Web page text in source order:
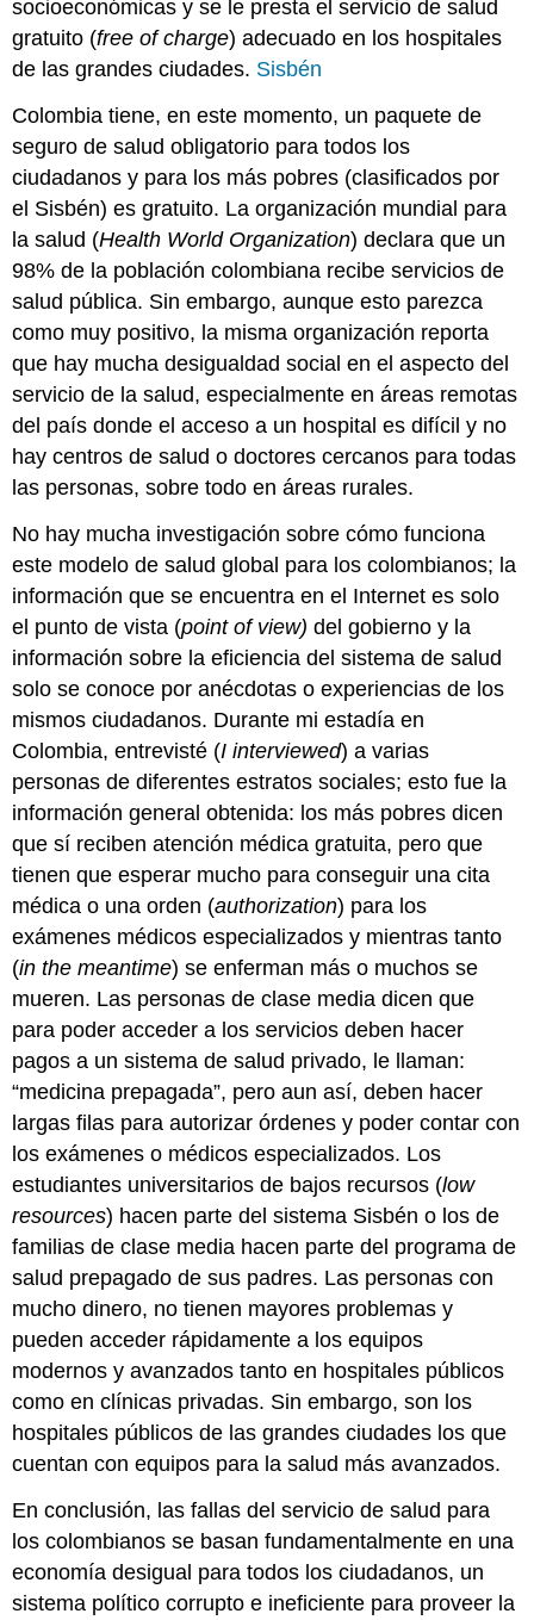
socioeconómicas y se le presta el servicio de salud
gratuito (free of charge) adecuado en los hospitales
de las grandes ciudades. Sisbén
Colombia tiene, en este momento, un paquete de
seguro de salud obligatorio para todos los
ciudadanos y para los más pobres (clasificados por
el Sisbén) es gratuito. La organización mundial para
la salud (Health World Organization) declara que un
98% de la población colombiana recibe servicios de
salud pública. Sin embargo, aunque esto parezca
como muy positivo, la misma organización reporta
que hay mucha desigualdad social en el aspecto del
servicio de la salud, especialmente en áreas remotas
del país donde el acceso a un hospital es difícil y no
hay centros de salud o doctores cercanos para todas
las personas, sobre todo en áreas rurales.
No hay mucha investigación sobre cómo funciona
este modelo de salud global para los colombianos; la
información que se encuentra en el Internet es solo
el punto de vista (point of view) del gobierno y la
información sobre la eficiencia del sistema de salud
solo se conoce por anécdotas o experiencias de los
mismos ciudadanos. Durante mi estadía en
Colombia, entrevisté (I interviewed) a varias
personas de diferentes estratos sociales; esto fue la
información general obtenida: los más pobres dicen
que sí reciben atención médica gratuita, pero que
tienen que esperar mucho para conseguir una cita
médica o una orden (authorization) para los
exámenes médicos especializados y mientras tanto
(in the meantime) se enferman más o muchos se
mueren. Las personas de clase media dicen que
para poder acceder a los servicios deben hacer
pagos a un sistema de salud privado, le llaman:
“medicina prepagada”, pero aun así, deben hacer
largas filas para autorizar órdenes y poder contar con
los exámenes o médicos especializados. Los
estudiantes universitarios de bajos recursos (low
resources) hacen parte del sistema Sisbén o los de
familias de clase media hacen parte del programa de
salud prepagado de sus padres. Las personas con
mucho dinero, no tienen mayores problemas y
pueden acceder rápidamente a los equipos
modernos y avanzados tanto en hospitales públicos
como en clínicas privadas. Sin embargo, son los
hospitales públicos de las grandes ciudades los que
cuentan con equipos para la salud más avanzados.
En conclusión, las fallas del servicio de salud para
los colombianos se basan fundamentalmente en una
economía desigual para todos los ciudadanos, un
sistema político corrupto e ineficiente para proveer la